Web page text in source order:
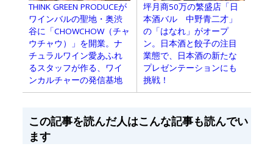
THINK GREEN PRODUCEが
ワインバルの聖地・奥渋
谷に「CHOWCHOW（チャ
ウチャウ）」を開業。ナ
チュラルワイン愛あふれ
るスタッフが作る、ワイ
ンカルチャーの発信基地
坪月商50万の繁盛店「日
本酒バル 中野青二才」
の「はなれ」がオープ
ン。日本酒と餃子の注目
業態で、日本酒の新たな
プレゼンテーションにも
挑戦！
この記事を読んだ人はこんな記事も読んでい
ます